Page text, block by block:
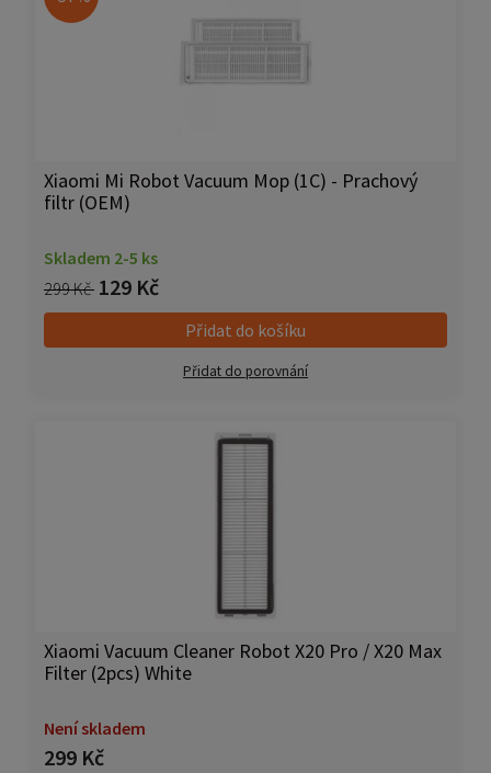
Xiaomi Mi Robot Vacuum Mop (1C) - Prachový
filtr (OEM)
Skladem 2-5 ks
299 Kč 129 Kč
Přidat do košíku
Přidat do porovnání
Xiaomi Vacuum Cleaner Robot X20 Pro / X20 Max
Filter (2pcs) White
Není skladem
299 Kč